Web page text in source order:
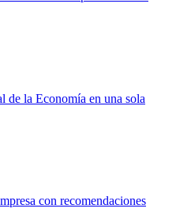
de la Economía en una sola
con recomendaciones